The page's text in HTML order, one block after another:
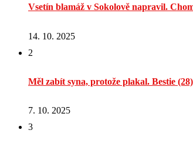
Vsetín blamáž v Sokolově napravil.
14. 10. 2025
2
Měl zabít syna, protože plakal. Bestie
7. 10. 2025
3